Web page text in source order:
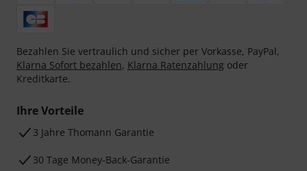
Bezahlen Sie vertraulich und sicher per Vorkasse, PayPal,
Klarna Sofort bezahlen, Klarna Ratenzahlung oder
Kreditkarte.
Ihre Vorteile
3 Jahre Thomann Garantie
30 Tage Money-Back-Garantie